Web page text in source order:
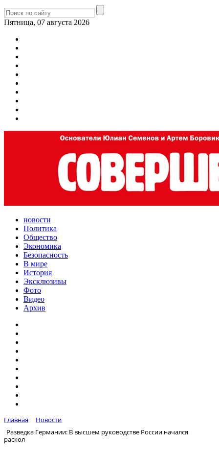
Пятница, 07 августа 2026
новости
Политика
Общество
Экономика
Безопасность
В мире
История
Эксклюзивы
Фото
Видео
Архив
Главная
Новости
Разведка Германии: В высшем руководстве России начался
раскол